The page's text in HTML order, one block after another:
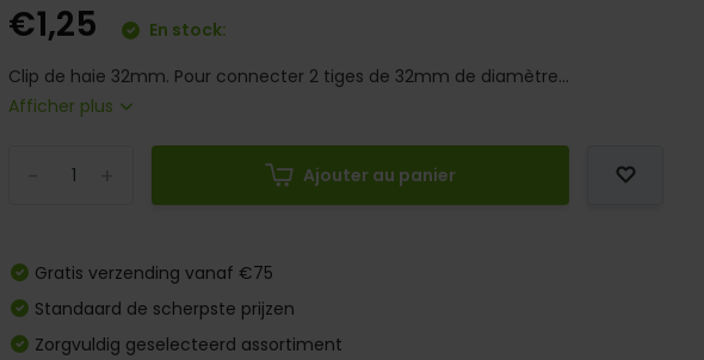
€1,25
En stock:
Clip de haie 32mm. Pour connecter 2 tiges de 32mm de diamètre...
Afficher plus
Ajouter au panier
Gratis verzending vanaf €75
Standaard de scherpste prijzen
Zorgvuldig geselecteerd assortiment